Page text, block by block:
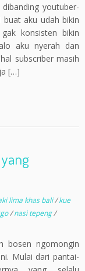
youtuber-
buat aku udah bikin
konsisten bikin
aku nyerah dan
subscriber masih
[…]
lima khas bali/kue
/nasi tepeng/
bosen ngomongin
Mulai dari pantai-